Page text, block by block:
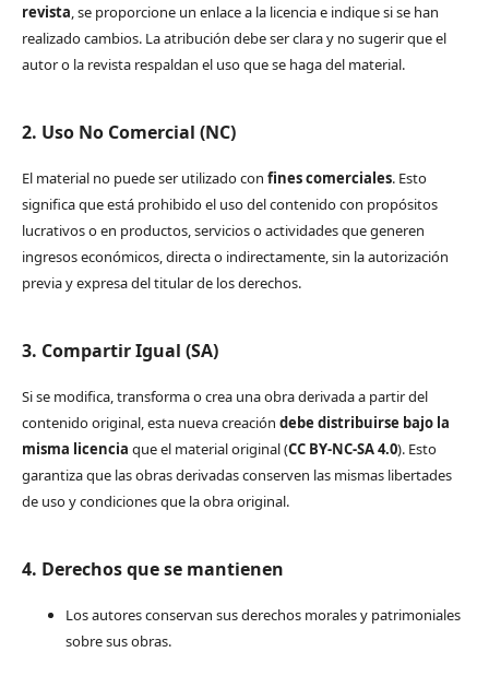
revista, se proporcione un enlace a la licencia e indique si se han
realizado cambios. La atribución debe ser clara y no sugerir que el
autor o la revista respaldan el uso que se haga del material.
2. Uso No Comercial (NC)
El material no puede ser utilizado con fines comerciales. Esto
significa que está prohibido el uso del contenido con propósitos
lucrativos o en productos, servicios o actividades que generen
ingresos económicos, directa o indirectamente, sin la autorización
previa y expresa del titular de los derechos.
3. Compartir Igual (SA)
Si se modifica, transforma o crea una obra derivada a partir del
contenido original, esta nueva creación debe distribuirse bajo la
misma licencia que el material original (CC BY-NC-SA 4.0). Esto
garantiza que las obras derivadas conserven las mismas libertades
de uso y condiciones que la obra original.
4. Derechos que se mantienen
Los autores conservan sus derechos morales y patrimoniales
sobre sus obras.